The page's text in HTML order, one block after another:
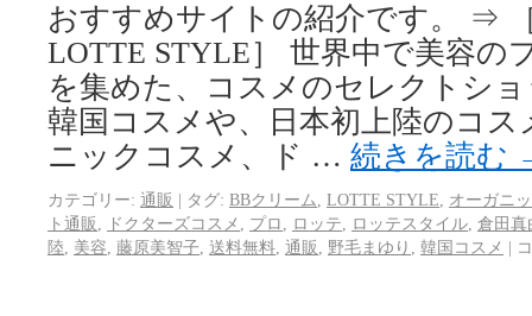
おすすめサイトの紹介です。 ⇒
LOTTE STYLE］ 世界中で美容の
を集めた、コスメのセレクトシ
韓国コスメや、日本初上陸のコ
ニックコスメ、ド … 続きを読む
カテゴリー: 通販 | タグ: BBクリーム LOTTE STYLE
オーガニ
ト通販
ドクターズコスメ プロ ロッテ ロッテスタイル 倉田真
陸
美容 藤原美智子 送料無料 通販 野毛まゆり 韓国コスメ |